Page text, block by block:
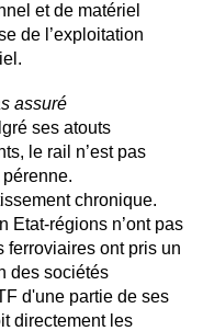
et de matériel
de l’exploitation
assuré
ses atouts
le rail n’est pas
chronique.
Etat-régions n’ont pas
ferroviaires ont pris un
des sociétés
d'une partie de ses
directement les